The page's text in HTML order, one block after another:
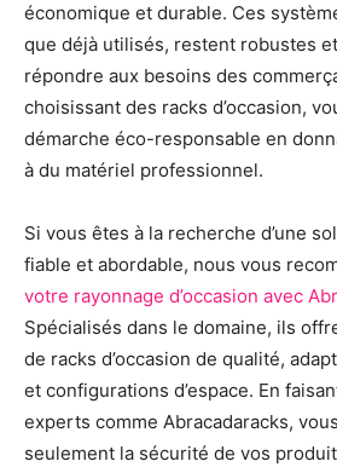
économique et durable. Ces
que déjà utilisés, restent robustes
répondre aux besoins des
choisissant des racks d’occasion,
démarche éco-responsable en
à du matériel professionnel.
Si vous êtes à la recherche d’une
fiable et abordable, nous vous
votre rayonnage d’occasion avec
Spécialisés dans le domaine, ils
de racks d’occasion de qualité,
et configurations d’espace. En
experts comme Abracadaracks,
seulement la sécurité de vos